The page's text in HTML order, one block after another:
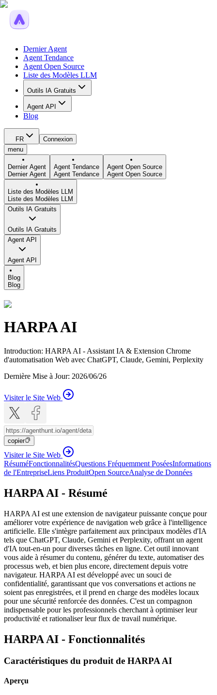
Dernier Agent
Agent Tendance
Agent Open Source
Liste des Modèles LLM
Outils IA Gratuits
Agent API
Blog
FR
Connexion
menu
Dernier Agent
Dernier Agent
Agent Tendance
Agent Tendance
Agent Open Source
Agent Open Source
Liste des Modèles LLM
Liste des Modèles LLM
Outils IA Gratuits
Outils IA Gratuits
Agent API
Agent API
Blog
Blog
HARPA AI
Introduction: HARPA AI - Assistant IA & Extension Chrome
d'automatisation Web avec ChatGPT, Claude, Gemini, Perplexity
Dernière Mise à Jour: 2026/06/26
Visiter le Site Web
copier
Visiter le Site Web
RésuméFonctionnalitésQuestions Fréquemment PoséesInformations
de l'EntrepriseLiens ProduitOpen SourceAnalyse de Données
HARPA AI - Résumé
HARPA AI est une extension de navigateur puissante conçue pour
améliorer votre expérience de navigation web grâce à l'intelligence
artificielle. Elle s'intègre parfaitement aux principaux modèles d'IA
tels que ChatGPT, Claude, Gemini et Perplexity, offrant un agent
d'IA tout-en-un pour diverses tâches en ligne. Cet outil innovant
vous aide à résumer du contenu, générer du texte, automatiser des
processus web, et bien plus encore, directement depuis votre
navigateur. HARPA AI est développé avec un souci de
confidentialité, garantissant que vos conversations et actions ne
soient pas enregistrées, et il prend en charge des modèles locaux
pour une sécurité renforcée des données. C'est un compagnon
indispensable pour les professionnels cherchant à optimiser leur
productivité et rationaliser leur flux de travail numérique.
HARPA AI - Fonctionnalités
Caractéristiques du produit de HARPA AI
Aperçu